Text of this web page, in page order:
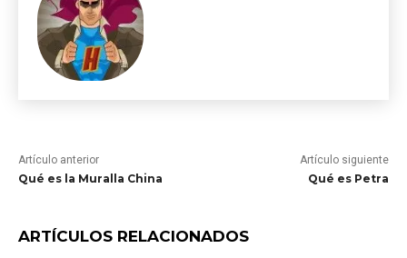
Artículo anterior
Qué es la Muralla China
Artículo siguiente
Qué es Petra
ARTÍCULOS RELACIONADOS